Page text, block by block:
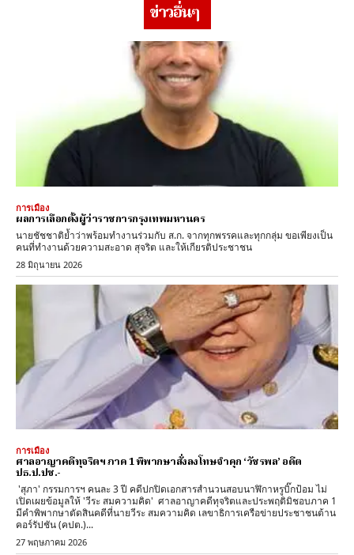
ข่าวอื่นๆ
การเมือง
ผลการเลือกตั้งผู้ว่าราชการกรุงเทพมหานคร
นายชัชชาติย้ำว่าพร้อมทำงานร่วมกับ ส.ก. จากทุกพรรคและทุกกลุ่ม ขอเพียงเป็น
คนที่ทำงานด้วยความสะอาด สุจริต และให้เกียรติประชาชน
28 มิถุนายน 2026
การเมือง
ศาลอาญาคดีทุจริตฯ ภาค 1 พิพากษาสั่งลงโทษจำคุก ‘วัชรพล’ อดีต
ปธ.ป.ปช.-
'สุภา' กรรมการฯ คนละ 3 ปี คดีปกปิดเอกสารสำนวนสอบนาฬิกาหรูบิ๊กป้อม ไม่
เปิดเผยข้อมูลให้ 'วีระ สมความคิด' ศาลอาญาคดีทุจริตและประพฤติมิชอบภาค 1
มีคำพิพากษาตัดสินคดีที่นายวีระ สมความคิด เลขาธิการเครือข่ายประชาชนต้าน
คอร์รัปชัน (คปต.)...
27 พฤษภาคม 2026